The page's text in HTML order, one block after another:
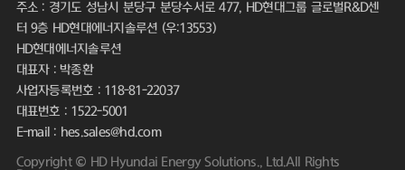
주소 : 경기도 성남시 분당구 분당수서로 477, HD현대그룹 글로벌R&D센
터 9층 HD현대에너지솔루션 (우:13553)
HD현대에너지솔루션
대표자 : 박종환
사업자등록번호 : 118-81-22037
대표번호 : 1522-5001
E-mail : hes.sales@hd.com
Copyright © HD Hyundai Energy Solutions., Ltd.All Rights